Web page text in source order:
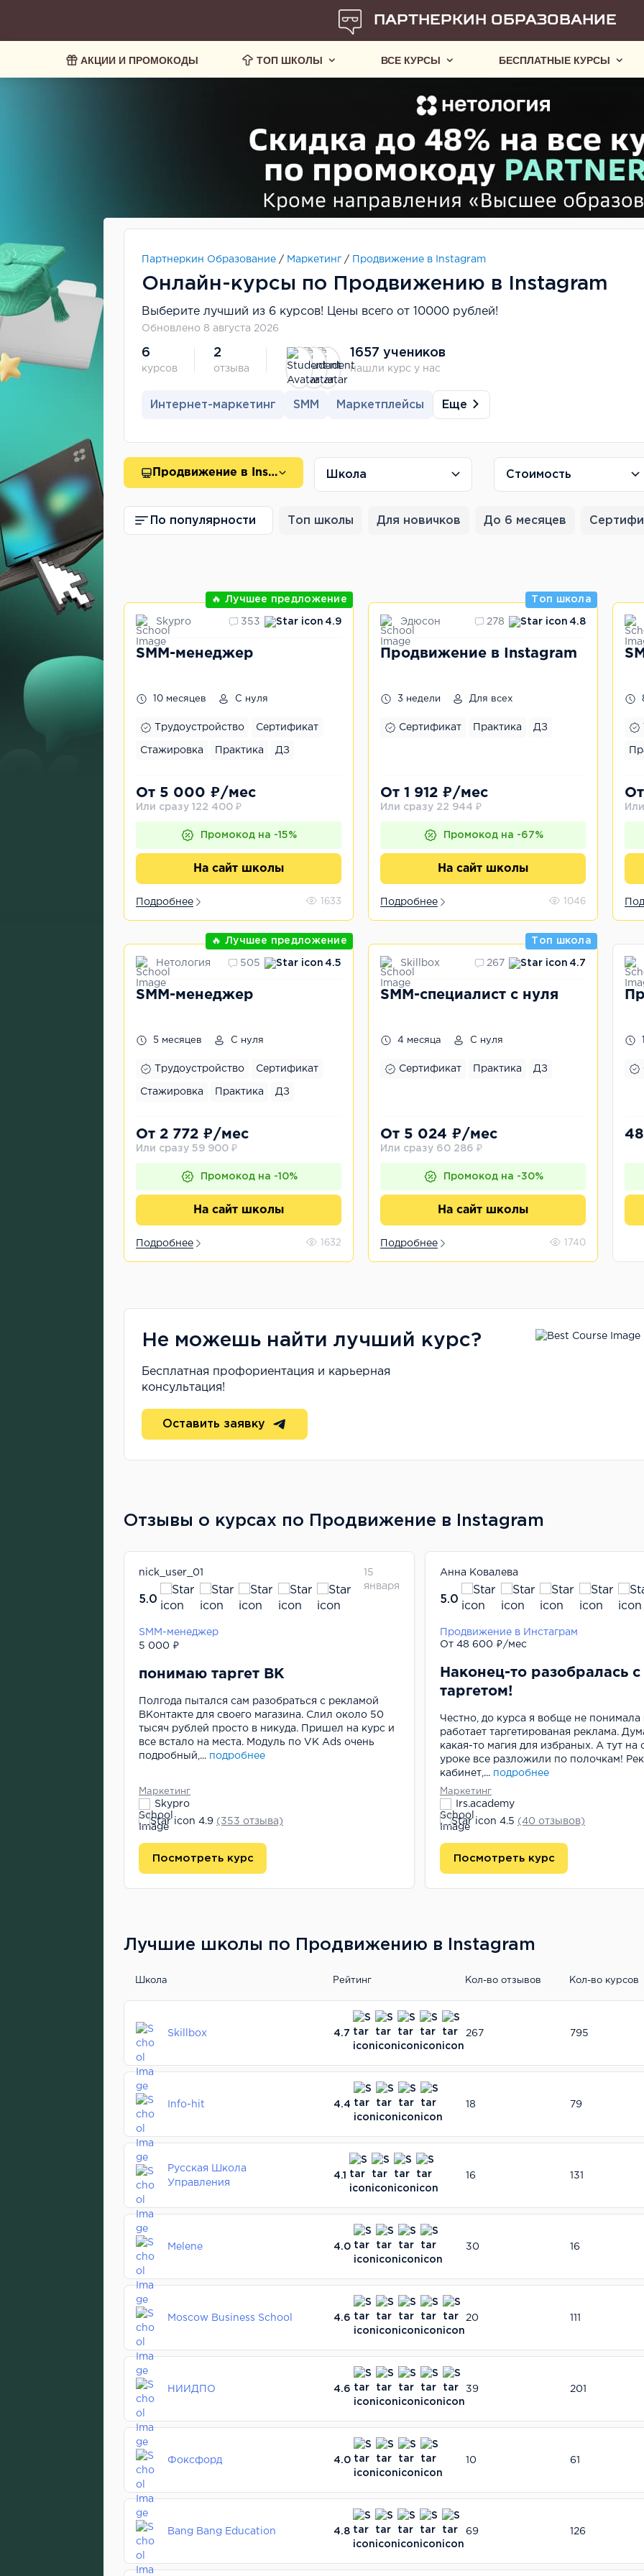
ПАРТНЕРКИН ОБРАЗОВАНИЕ
АКЦИИ И ПРОМОКОДЫ ТОП ШКОЛЫ ВСЕ КУРСЫ БЕСПЛАТНЫЕ КУРСЫ
Партнеркин Образование / Маркетинг/ Продвижение в Instagram
Онлайн-курсы по Продвижению в Instagram
Выберите лучший из 6 курсов! Цены всего от 10000 рублей!
Обновлено 8 августа 2026
6
курсов
2
отзыва
1657 учеников
нашли курс у нас
Интернет-маркетинг SMM Маркетплейсы Еще
Продвижение в Instagram Школа Стоимость
По популярности Топ школы Для новичков До 6 месяцев
🔥 Лучшее предложение
Skypro 353 4.9
SMM-менеджер
10 месяцев С нуля
Трудоустройство Сертификат
Стажировка Практика ДЗ
От 5 000 ₽/мес
Или сразу 122 400 ₽
Промокод на -15%
На сайт школы
Подробнее 1633
Топ школа
Эдюсон 278 4.8
Продвижение в Instagram
3 недели Для всех
Сертификат Практика ДЗ
От 1 912 ₽/мес
Или сразу 22 944 ₽
Промокод на -67%
На сайт школы
Подробнее 1046
🔥 Лучшее предложение
Нетология 505 4.5
SMM-менеджер
5 месяцев С нуля
Трудоустройство Сертификат
Стажировка Практика ДЗ
От 2 772 ₽/мес
Или сразу 59 900 ₽
Промокод на -10%
На сайт школы
Подробнее 1632
Топ школа
Skillbox 267 4.7
SMM-специалист с нуля
4 месяца С нуля
Сертификат Практика ДЗ
От 5 024 ₽/мес
Или сразу 60 286 ₽
Промокод на -30%
На сайт школы
Подробнее 1740
Не можешь найти лучший курс?
Бесплатная профориентация и карьерная
консультация!
Оставить заявку
Отзывы о курсах по Продвижение в Instagram
nick_user_01
5.0
15
января
SMM-менеджер
5 000 ₽
понимаю таргет ВК
Полгода пытался сам разобраться с рекламой
ВКонтакте для своего магазина. Слил около 50
тысяч рублей просто в никуда. Пришел на курс и
все встало на места. Модуль по VK Ads очень
подробный,... подробнее
Маркетинг
Skypro
4.9 (353 отзыва)
Посмотреть курс
Анна Ковалева
5.0
Продвижение в Инстаграм
От 48 600 ₽/мес
Наконец-то разобралась с
таргетом!
Честно, до курса я вобще не понимала
работает таргетированая реклама.
какая-то магия для избраных. А тут на
уроке все разложили по полочкам!
кабинет,... подробнее
Маркетинг
Irs.academy
4.5 (40 отзывов)
Посмотреть курс
Лучшие школы по Продвижению в Instagram
Школа Рейтинг Кол-во отзывов Кол-во курсов
Skillbox 4.7 267 795
Info-hit 4.4 18 79
Русская Школа
Управления
4.1 16 131
Melene 4.0 30 16
Moscow Business School 4.6 20 111
НИИДПО 4.6 39 201
Фоксфорд 4.0 10 61
Bang Bang Education 4.8 69 126